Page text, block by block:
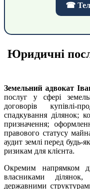
☎
Юридичні
Земельний адвокат
послуг у сфері
договорів купівлі-
спадкування ділянок;
призначення;
правового статусу
аудит землі перед
ризикам для клієнта.
Окремим напрямком
власниками
державними